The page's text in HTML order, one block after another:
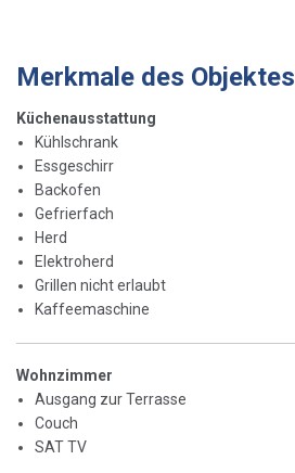
Merkmale des Objektes
Küchenausstattung
Kühlschrank
Essgeschirr
Backofen
Gefrierfach
Herd
Elektroherd
Grillen nicht erlaubt
Kaffeemaschine
Wohnzimmer
Ausgang zur Terrasse
Couch
SAT TV